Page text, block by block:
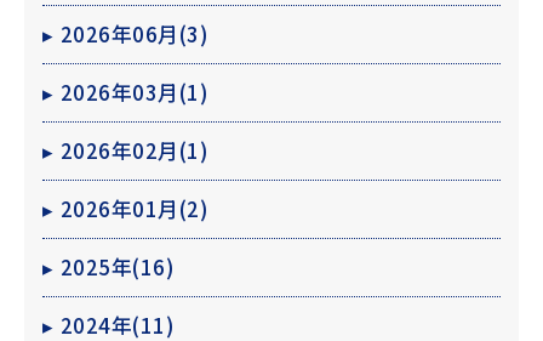
▸ 2026年06月(3)
▸ 2026年03月(1)
▸ 2026年02月(1)
▸ 2026年01月(2)
▸ 2025年(16)
▸ 2024年(11)